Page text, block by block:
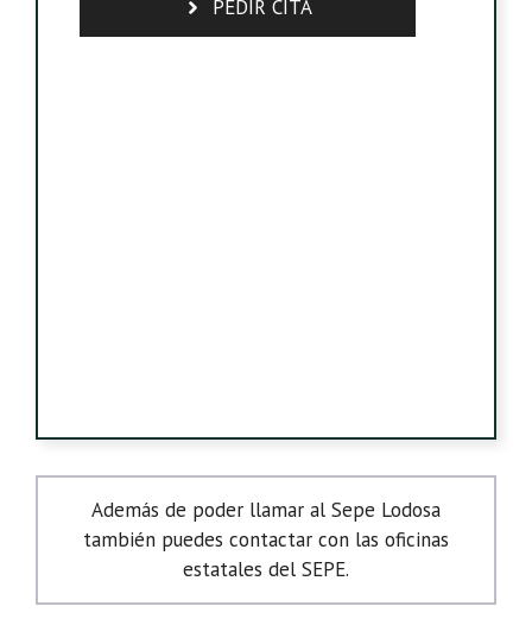
PEDIR CITA
Además de poder llamar al Sepe Lodosa
también puedes contactar con las oficinas
estatales del SEPE.